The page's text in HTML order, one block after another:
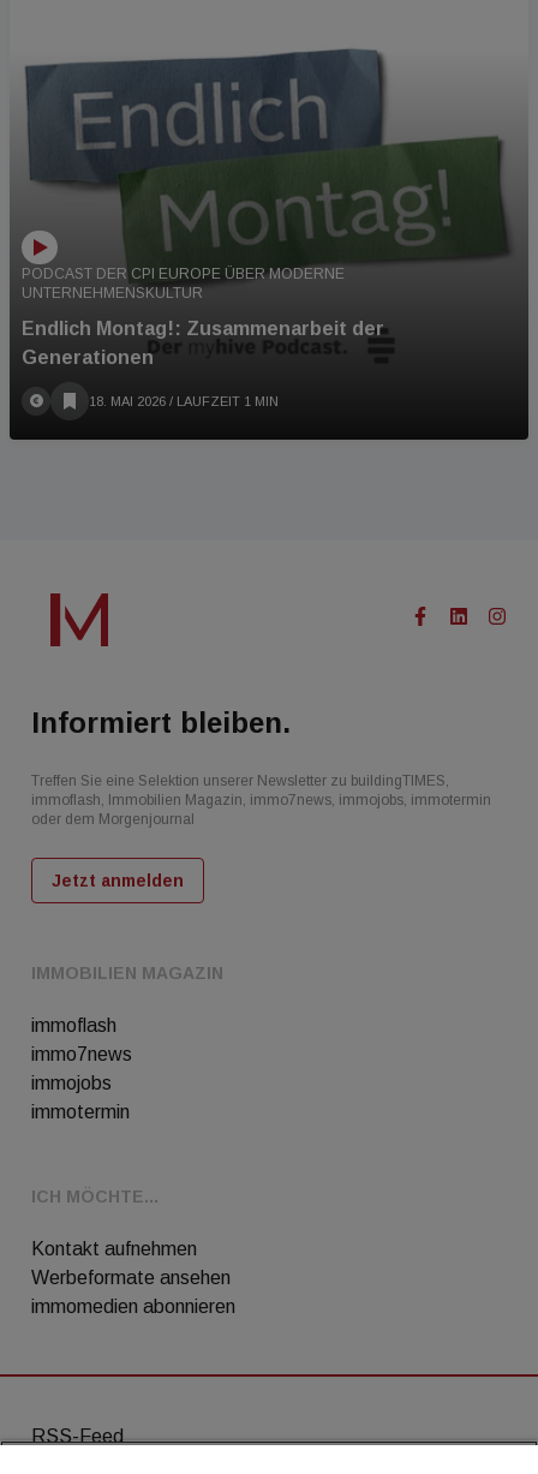
PODCAST DER CPI EUROPE ÜBER MODERNE
UNTERNEHMENSKULTUR
Endlich Montag!: Zusammenarbeit der
Generationen
18. MAI 2026 / LAUFZEIT 1 MIN
IMMOBILIEN MAGAZIN
immoflash
immo7news
immojobs
immotermin
ICH MÖCHTE...
Kontakt aufnehmen
Werbeformate ansehen
immomedien abonnieren
Informiert bleiben.
Treffen Sie eine Selektion unserer Newsletter zu buildingTIMES,
immoflash, Immobilien Magazin, immo7news, immojobs, immotermin
oder dem Morgenjournal
Jetzt anmelden
RSS-Feed